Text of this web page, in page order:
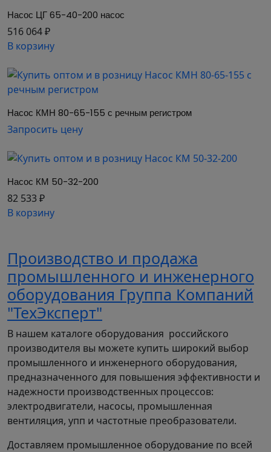
Насос ЦГ 65-40-200 насос
516 064 ₽
В корзину
Насос КМН 80-65-155 с речным регистром
Запросить цену
Насос КМ 50-32-200
82 533 ₽
В корзину
Производство и продажа
промышленного и инженерного
оборудования Группа Компаний
"ТехЭксперт"
В нашем каталоге оборудования российского
производителя вы можете купить широкий выбор
промышленного и инженерного оборудования,
предназначенного для повышения эффективности и
надежности производственных процессов:
электродвигатели, насосы, промышленная
вентиляция, упп и частотные преобразователи.
Доставляем промышленное оборудование по всей